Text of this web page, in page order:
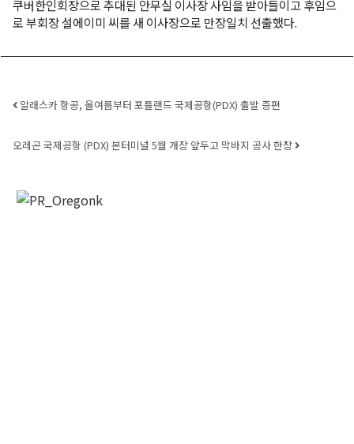
쿠버한인회장으로 추대된 안무실 이사장 사임을 받아들이고 후임으
로 부회장 설에이미 씨를 새 이사장으로 만장일치 선출했다.
Post navigation
알래스카 항공, 올여름부터 포틀랜드 국제공항(PDX) 출발 증편
오레곤 국제공항 (PDX) 본터미널 5월 개장 앞두고 막바지 공사 한창